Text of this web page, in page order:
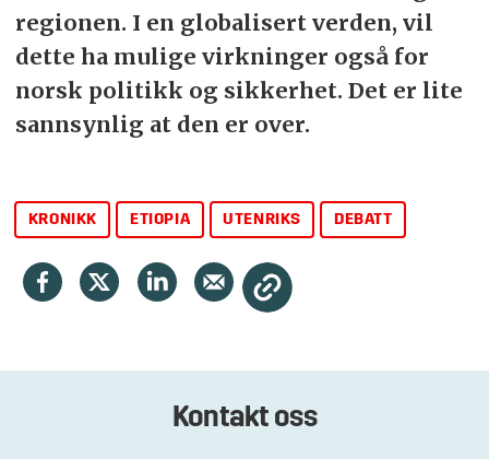
regionen. I en globalisert verden, vil
dette ha mulige virkninger også for
norsk politikk og sikkerhet. Det er lite
sannsynlig at den er over.
KRONIKK ETIOPIA UTENRIKS DEBATT
Kontakt oss